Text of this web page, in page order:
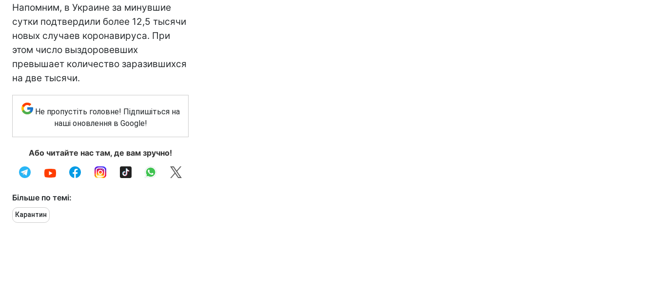
Напомним, в Украине за минувшие
сутки подтвердили более 12,5 тысячи
новых случаев коронавируса. При
этом число выздоровевших
превышает количество заразившихся
на две тысячи.
Не пропустіть головне! Підпишіться на
наші оновлення в Google!
Або читайте нас там, де вам зручно!
Більше по темі:
Карантин